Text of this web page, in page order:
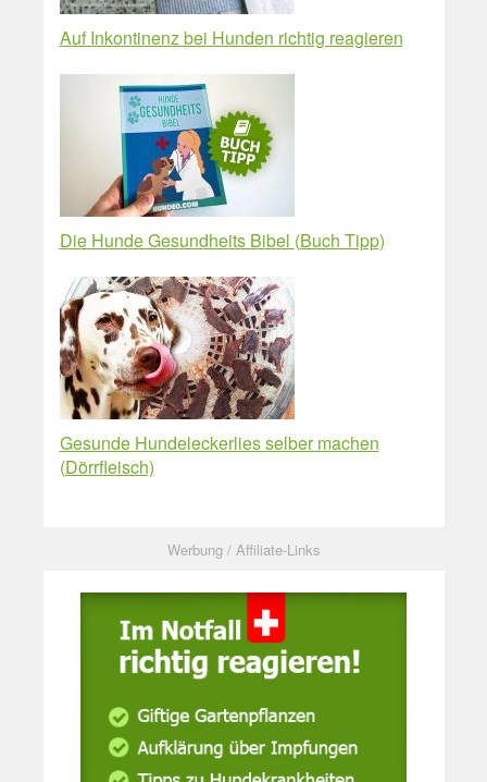
Auf Inkontinenz bei Hunden richtig reagieren
Die Hunde Gesundheits Bibel (Buch Tipp)
Gesunde Hundeleckerlies selber machen
(Dörrfleisch)